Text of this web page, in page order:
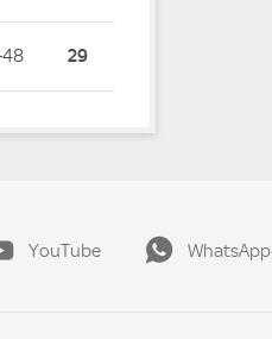
29
YouTube WhatsApp